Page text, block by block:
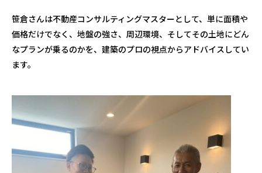
笹倉さんは不動産コンサルティングマスターとして、単に面積や
価格だけでなく、地盤の強さ、周辺環境、そしてその土地にどん
なプランが乗るのかを、建築のプロの視点からアドバイスしてい
ます。